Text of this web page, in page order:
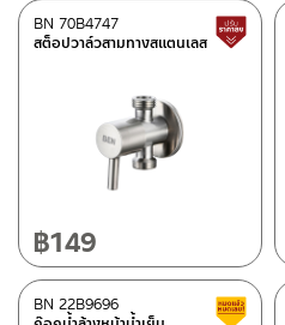
สต็อปวาล์วสามทางสแตนเลส
BN 70B4747
฿149
BN 22B9696